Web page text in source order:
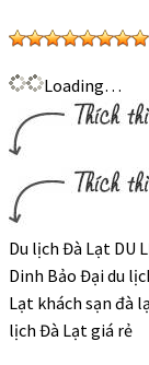
Loading…
Du lịch Đà Lạt DU
Dinh Bảo Đại du
Lạt khách sạn đà
lịch Đà Lạt giá rẻ